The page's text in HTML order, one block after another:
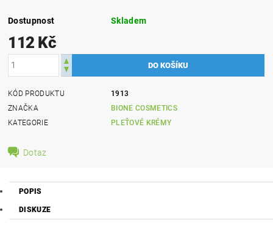
Dostupnost Skladem
112 Kč
KÓD PRODUKTU
1913
ZNAČKA
BIONE COSMETICS
KATEGORIE
PLEŤOVÉ KRÉMY
Dotaz
POPIS
DISKUZE